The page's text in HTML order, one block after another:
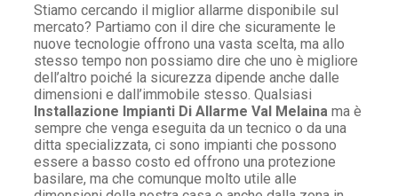
Stiamo cercando il miglior allarme disponibile sul
mercato? Partiamo con il dire che sicuramente le
nuove tecnologie offrono una vasta scelta, ma allo
stesso tempo non possiamo dire che uno è migliore
dell’altro poiché la sicurezza dipende anche dalle
dimensioni e dall’immobile stesso. Qualsiasi
Installazione Impianti Di Allarme Val Melaina ma è
sempre che venga eseguita da un tecnico o da una
ditta specializzata, ci sono impianti che possono
essere a basso costo ed offrono una protezione
basilare, ma che comunque molto utile alle